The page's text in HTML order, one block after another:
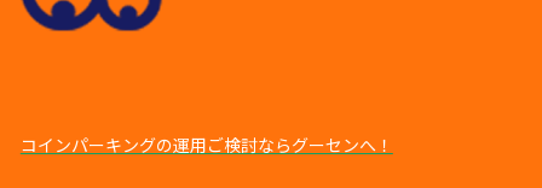
コインパーキングの運⽤ご検討ならグーセンへ！